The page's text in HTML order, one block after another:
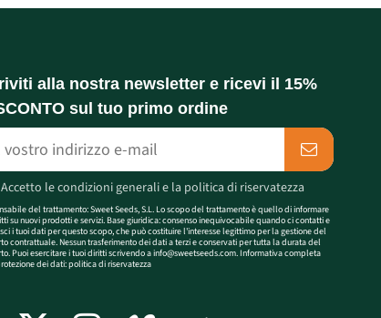
alla nostra newsletter e ricevi il 15%
sul tuo primo ordine
Accetto lecondizioni generalie la politica di riservatezza
del trattamento: Sweet Seeds, S.L. Lo scopo del trattamento è quello di informare
su nuovi prodotti e servizi. Base giuridica: consenso inequivocabile quando ci contatti e
i tuoi dati per questo scopo, che può costituire l'interesse legittimo per la gestione del
contrattuale. Nessun trasferimento dei dati a terzi e conservati per tutta la durata del
Puoi esercitare i tuoi diritti scrivendo ainfo@sweetseeds.com. Informativa completa
dei dati:politica di riservatezza